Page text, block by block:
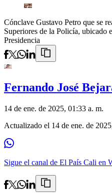
Cónclave Gustavo Petro que se
Superiores de la Policía, ubicado
Presidencia
Fernando José
14 de ene. de 2025, 01:33 a. m.
Actualizado el 14 de ene. de
Sigue el canal de El País Cali en